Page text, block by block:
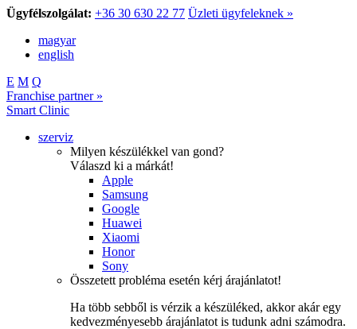
Ügyfélszolgálat: +36 30 630 22 77 Üzleti ügyfeleknek »
magyar
english
E M Q
Franchise partner »
Smart Clinic
szerviz
Milyen készülékkel van gond?
Válaszd ki a márkát!
Apple
Samsung
Google
Huawei
Xiaomi
Honor
Sony
Összetett probléma esetén kérj árajánlatot!
Ha több sebből is vérzik a készüléked, akkor akár egy
kedvezményesebb árajánlatot is tudunk adni számodra.